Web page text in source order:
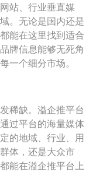
站、行业垂直媒
。无论是国内还是
能在这里找到适合
牌信息能够无死角
一个细分市场。
稀缺。溢企推平台
过平台的海量媒体
的地域、行业、用
体，还是大众市
能在溢企推平台上